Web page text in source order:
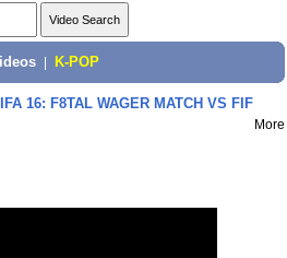
K-POP
16: F8TAL WAGER MATCH VS FIF
More